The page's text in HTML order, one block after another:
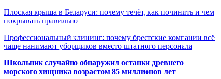
Плоская крыша в Беларуси: почему течёт, как починить и чем
покрывать правильно
Профессиональный клининг: почему брестские компании всё
чаще нанимают уборщиков вместо штатного персонала
Школьник случайно обнаружил останки древнего
морского хищника возрастом 85 миллионов лет